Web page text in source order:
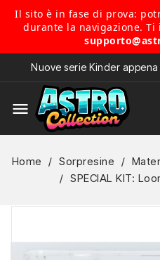
Il sito è in fase di prova:
durante la navigazione.
Nuove serie Kinder
menu
Home Sorpresine
SPECIAL KIT: